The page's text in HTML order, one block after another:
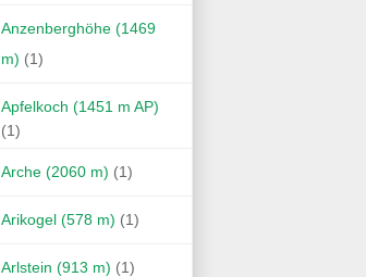
Anzenberghöhe (1469
m) (1)
Apfelkoch (1451 m AP)
(1)
Arche (2060 m) (1)
Arikogel (578 m) (1)
Arlstein (913 m) (1)